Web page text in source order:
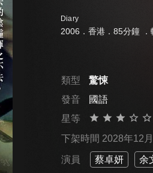
Diary
2006．香港．85分鐘 ．
類型
驚悚
發音
國語
星等
下架時間 2028年12
演員 蔡卓妍 余